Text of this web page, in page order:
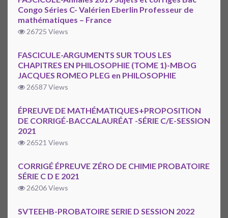
Congo Séries C- Valérien Eberlin Professeur de
mathématiques – France
26725 Views
FASCICULE-ARGUMENTS SUR TOUS LES
CHAPITRES EN PHILOSOPHIE (TOME 1)-MBOG
JACQUES ROMEO PLEG en PHILOSOPHIE
26587 Views
ÉPREUVE DE MATHÉMATIQUES+PROPOSITION
DE CORRIGÉ-BACCALAURÉAT -SÉRIE C/E-SESSION
2021
26521 Views
CORRIGÉ ÉPREUVE ZÉRO DE CHIMIE PROBATOIRE
SÉRIE C D E 2021
26206 Views
SVTEEHB-PROBATOIRE SERIE D SESSION 2022